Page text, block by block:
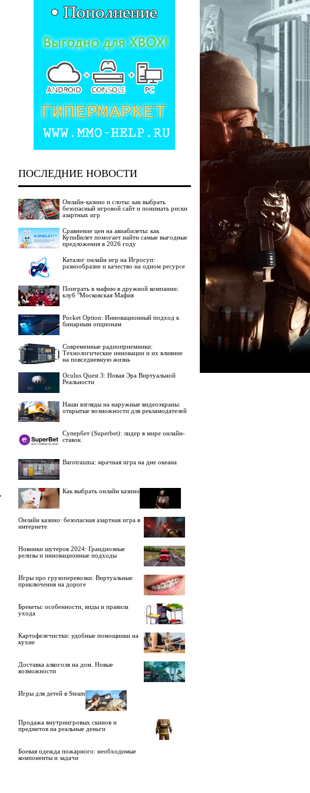
ПОСЛЕДНИЕ НОВОСТИ
Онлайн-казино и слоты: как выбрать
безопасный игровой сайт и понимать риски
азартных игр
Сравнение цен на авиабилеты: как
КупиБилет помогает найти самые выгодные
предложения в 2026 году
Каталог онлайн игр на Игросуп:
разнообразие и качество на одном ресурсе
Поиграть в мафию в дружной компании:
клуб "Московская Мафия
Pocket Option: Инновационный подход к
бинарным опционам
Современные радиоприемники:
Технологические инновации и их влияние
на повседневную жизнь
Oculus Quest 3: Новая Эра Виртуальной
Реальности
Наши взгляды на наружные видеоэкраны:
открытые возможности для рекламодателей
Супербет (Superbet): лидер в мире онлайн-
ставок
Barotrauma: мрачная игра на дне океана
Как выбрать онлайн казино
Онлайн казино: безопасная азартная игра в
интернете
Новинки шутеров 2024: Грандиозные
релизы и инновационные подходы
Игры про грузоперевозки: Виртуальные
приключения на дороге
Брекеты: особенности, виды и правила
ухода
Картофелечистки: удобные помощники на
кухне
Доставка алкоголя на дом. Новые
возможности
Игры для детей в Steam
Продажа внутриигровых скинов и
предметов на реальные деньги
Боевая одежда пожарного: необходимые
компоненты и задачи